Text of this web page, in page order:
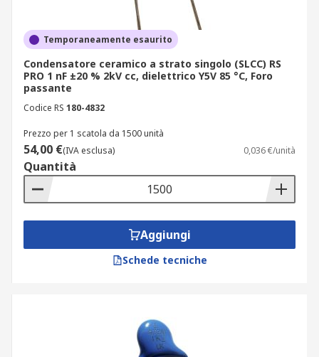
Temporaneamente esaurito
Condensatore ceramico a strato singolo (SLCC) RS
PRO 1 nF ±20 % 2kV cc, dielettrico Y5V 85 °C, Foro
passante
Codice RS 180-4832
Prezzo per 1 scatola da 1500 unità
54,00 €(IVA esclusa) 0,036 €/unità
Quantità
Aggiungi
Schede tecniche